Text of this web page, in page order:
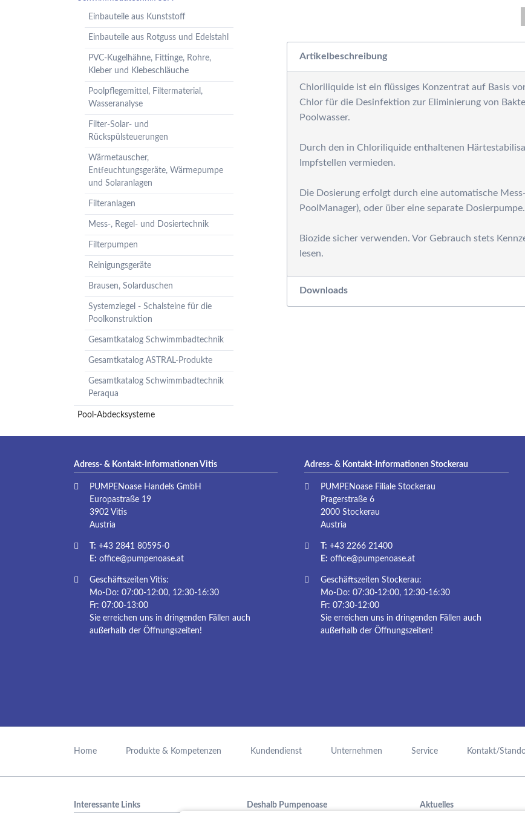
Pumpenzubehör
Membrandruckgefäße
Leckageschutz
Artikelbeschreibung
Chloriliquide ist ein flüssiges Konzentrat auf Basis
Chlor für die Desinfektion zur Eliminierung von
Poolwasser.
Durch den in Chloriliquide enthaltenen
Impfstellen vermieden.
Die Dosierung erfolgt durch eine automatische
PoolManager), oder über eine separate Dosierpumpe.
Biozide sicher verwenden. Vor Gebrauch stets
lesen.
Downloads
Einbauteile aus Kunststoff
Einbauteile aus Rotguss und Edelstahl
PVC-Kugelhähne, Fittinge, Rohre,
Kleber und Klebeschläuche
Poolpflegemittel, Filtermaterial,
Wasseranalyse
Filter-Solar- und
Rückspülsteuerungen
Wärmetauscher,
Entfeuchtungsgeräte, Wärmepumpe
und Solaranlagen
Filteranlagen
Mess-, Regel- und Dosiertechnik
Filterpumpen
Reinigungsgeräte
Brausen, Solarduschen
Systemziegel - Schalsteine für die
Poolkonstruktion
Gesamtkatalog Schwimmbadtechnik
Gesamtkatalog ASTRAL-Produkte
Gesamtkatalog Schwimmbadtechnik
Peraqua
Pool-Abdecksysteme
Adress- & Kontakt-Informationen Vitis
PUMPENoase Handels GmbH
Europastraße 19
3902 Vitis
Austria
T: +43 2841 80595-0
E: office@pumpenoase.at
Geschäftszeiten Vitis:
Mo-Do: 07:00-12:00, 12:30-16:30
Fr: 07:00-13:00
Sie erreichen uns in dringenden Fällen auch
außerhalb der Öffnungszeiten!
Adress- & Kontakt-Informationen Stockerau
PUMPENoase Filiale Stockerau
Pragerstraße 6
2000 Stockerau
Austria
T: +43 2266 21400
E: office@pumpenoase.at
Geschäftszeiten Stockerau:
Mo-Do: 07:30-12:00, 12:30-16:30
Fr: 07:30-12:00
Sie erreichen uns in dringenden Fällen auch
außerhalb der Öffnungszeiten!
überspringen
Home Produkte & Kompetenzen Kundendienst Unternehmen Service Kontakt/
Interessante Links Deshalb Pumpenoase Aktuelles